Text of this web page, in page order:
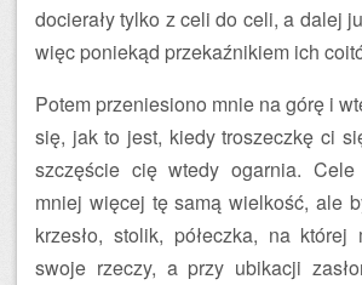
docierały tylko z celi do celi, a dalej
więc poniekąd przekaźnikiem ich
Potem przeniesiono mnie na górę i
się, jak to jest, kiedy troszeczkę ci
szczęście cię wtedy ogarnia.
mniej więcej tę samą wielkość, ale
krzesło, stolik, półeczka, na której
swoje rzeczy, a przy ubikacji